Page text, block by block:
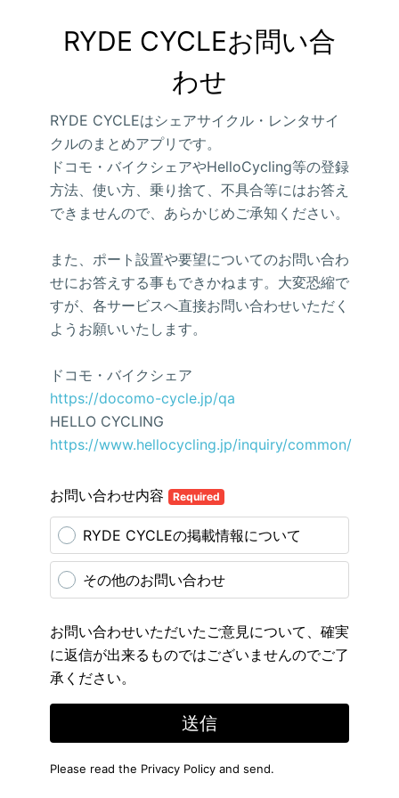
RYDE CYCLEお問い合
わせ
RYDE CYCLEはシェアサイクル・レンタサイ
クルのまとめアプリです。
ドコモ・バイクシェアやHelloCycling等の登録
方法、使い方、乗り捨て、不具合等にはお答え
できませんので、あらかじめご承知ください。
また、ポート設置や要望についてのお問い合わ
せにお答えする事もできかねます。大変恐縮で
すが、各サービスへ直接お問い合わせいただく
ようお願いいたします。
ドコモ・バイクシェア
https://docomo-cycle.jp/qa
HELLO CYCLING
https://www.hellocycling.jp/inquiry/common/
お問い合わせ内容 Required
RYDE CYCLEの掲載情報について
その他のお問い合わせ
お問い合わせいただいたご意見について、確実
に返信が出来るものではございませんのでご了
承ください。
送信
Please read the Privacy Policy and send.